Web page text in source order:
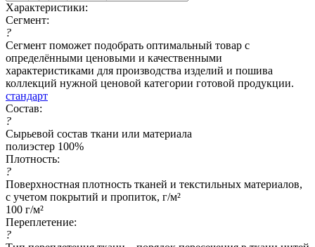
Характеристики:
Сегмент:
?
Сегмент поможет подобрать оптимальный товар с
определёнными ценовыми и качественными
характеристиками для производства изделий и пошива
коллекций нужной ценовой категории готовой продукции.
стандарт
Состав:
?
Сырьевой состав ткани или материала
полиэстер 100%
Плотность:
?
Поверхностная плотность тканей и текстильных материалов,
с учетом покрытий и пропиток, г/м²
100 г/м²
Переплетение:
?